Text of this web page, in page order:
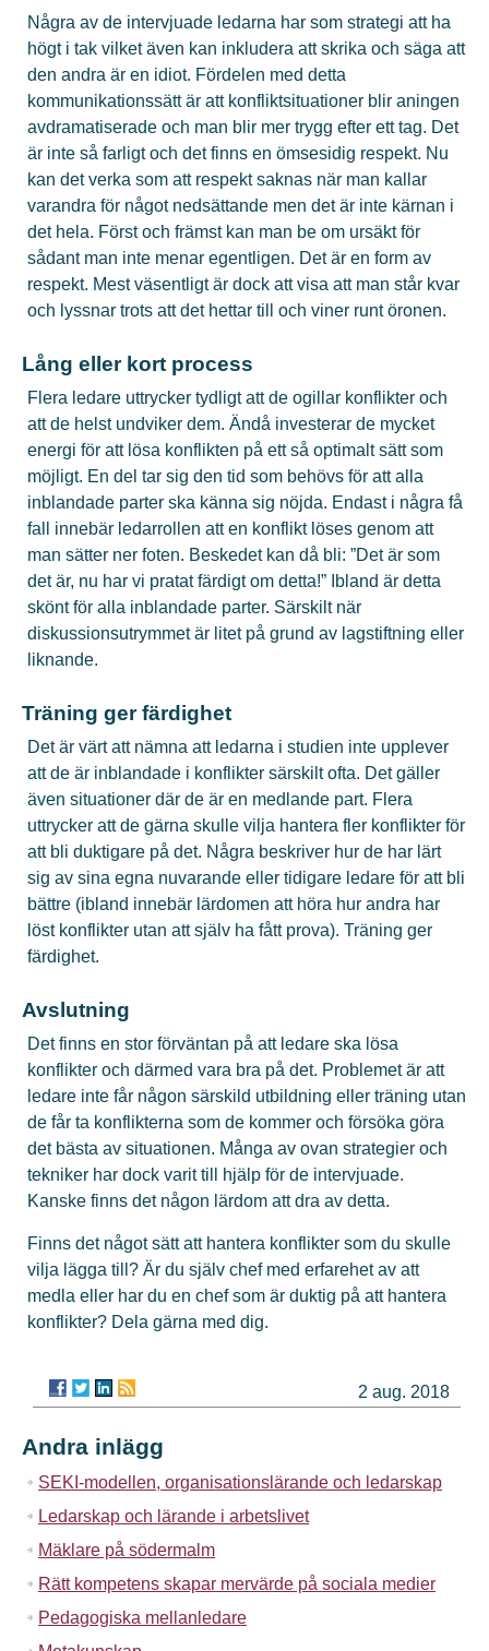
Några av de intervjuade ledarna har som strategi att ha
högt i tak vilket även kan inkludera att skrika och säga att
den andra är en idiot. Fördelen med detta
kommunikationssätt är att konfliktsituationer blir aningen
avdramatiserade och man blir mer trygg efter ett tag. Det
är inte så farligt och det finns en ömsesidig respekt. Nu
kan det verka som att respekt saknas när man kallar
varandra för något nedsättande men det är inte kärnan i
det hela. Först och främst kan man be om ursäkt för
sådant man inte menar egentligen. Det är en form av
respekt. Mest väsentligt är dock att visa att man står kvar
och lyssnar trots att det hettar till och viner runt öronen.
Lång eller kort process
Flera ledare uttrycker tydligt att de ogillar konflikter och
att de helst undviker dem. Ändå investerar de mycket
energi för att lösa konflikten på ett så optimalt sätt som
möjligt. En del tar sig den tid som behövs för att alla
inblandade parter ska känna sig nöjda. Endast i några få
fall innebär ledarrollen att en konflikt löses genom att
man sätter ner foten. Beskedet kan då bli: ”Det är som
det är, nu har vi pratat färdigt om detta!” Ibland är detta
skönt för alla inblandade parter. Särskilt när
diskussionsutrymmet är litet på grund av lagstiftning eller
liknande.
Träning ger färdighet
Det är värt att nämna att ledarna i studien inte upplever
att de är inblandade i konflikter särskilt ofta. Det gäller
även situationer där de är en medlande part. Flera
uttrycker att de gärna skulle vilja hantera fler konflikter för
att bli duktigare på det. Några beskriver hur de har lärt
sig av sina egna nuvarande eller tidigare ledare för att bli
bättre (ibland innebär lärdomen att höra hur andra har
löst konflikter utan att själv ha fått prova). Träning ger
färdighet.
Avslutning
Det finns en stor förväntan på att ledare ska lösa
konflikter och därmed vara bra på det. Problemet är att
ledare inte får någon särskild utbildning eller träning utan
de får ta konflikterna som de kommer och försöka göra
det bästa av situationen. Många av ovan strategier och
tekniker har dock varit till hjälp för de intervjuade.
Kanske finns det någon lärdom att dra av detta.
Finns det något sätt att hantera konflikter som du skulle
vilja lägga till? Är du själv chef med erfarehet av att
medla eller har du en chef som är duktig på att hantera
konflikter? Dela gärna med dig.
2 aug. 2018
Andra inlägg
SEKI-modellen, organisationslärande och ledarskap
Ledarskap och lärande i arbetslivet
Mäklare på södermalm
Rätt kompetens skapar mervärde på sociala medier
Pedagogiska mellanledare